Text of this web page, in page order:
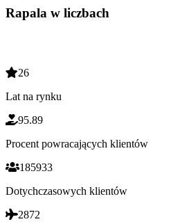
Rapala w liczbach
26
Lat na rynku
95.89
Procent powracających klientów
185933
Dotychczasowych klientów
2872